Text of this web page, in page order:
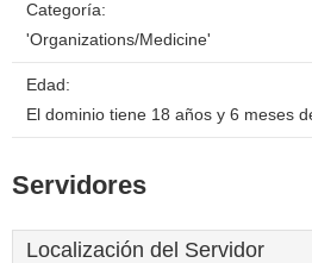
Categoría:
'Organizations/Medicine'
Edad:
El dominio tiene 18 años y 6 meses
Servidores
Localización del Servidor